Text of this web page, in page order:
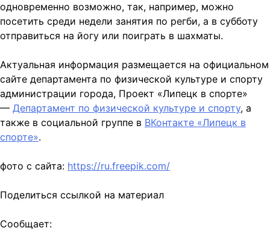
одновременно возможно, так, например, можно
посетить среди недели занятия по регби, а в субботу
отправиться на йогу или поиграть в шахматы.
Актуальная информация размещается на официальном
сайте департамента по физической культуре и спорту
администрации города, Проект «Липецк в спорте»
— Департамент по физической культуре и спорту, а
также в социальной группе в ВКонтакте «Липецк в
спорте».
фото с сайта: https://ru.freepik.com/
Поделиться ссылкой на материал
Сообщает: